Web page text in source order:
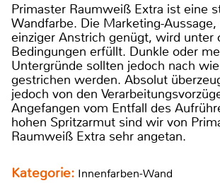
Primaster Raumweiß Extra ist eine
Wandfarbe. Die Marketing-Aussage,
einziger Anstrich genügt, wird unter
Bedingungen erfüllt. Dunkle oder
Untergründe sollten jedoch nach
gestrichen werden. Absolut
jedoch von den
Angefangen vom Entfall des
hohen Spritzarmut sind wir von
Raumweiß Extra sehr angetan.
Kategorie: Innenfarben-Wand